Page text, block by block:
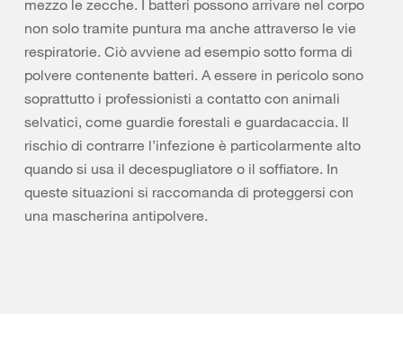
mezzo le zecche. I batteri possono arrivare nel corpo
non solo tramite puntura ma anche attraverso le vie
respiratorie. Ciò avviene ad esempio sotto forma di
polvere contenente batteri. A essere in pericolo sono
soprattutto i professionisti a contatto con animali
selvatici, come guardie forestali e guardacaccia. Il
rischio di contrarre l’infezione è particolarmente alto
quando si usa il decespugliatore o il soffiatore. In
queste situazioni si raccomanda di proteggersi con
una mascherina antipolvere.